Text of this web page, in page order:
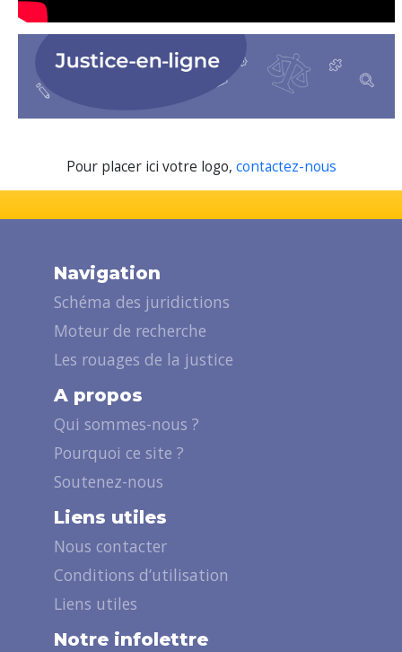
Pour placer ici votre logo, contactez-nous
Navigation
Schéma des juridictions
Moteur de recherche
Les rouages de la justice
A propos
Qui sommes-nous ?
Pourquoi ce site ?
Soutenez-nous
Liens utiles
Nous contacter
Conditions d’utilisation
Liens utiles
Notre infolettre